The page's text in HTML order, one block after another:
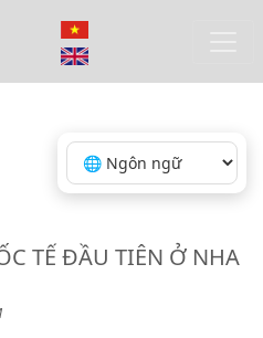
TẾ ĐẦU TIÊN Ở NHA